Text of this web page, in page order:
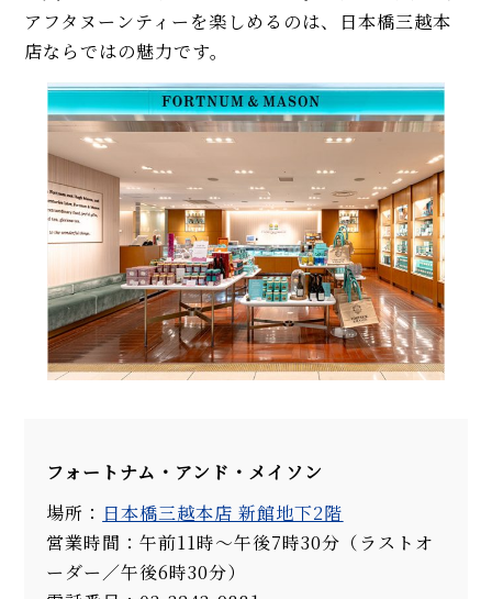
アフタヌーンティーを楽しめるのは、日本橋三越本
店ならではの魅力です。
フォートナム・アンド・メイソン
場所： 日本橋三越本店 新館地下2階
営業時間：午前11時～午後7時30分（ラストオ
ーダー／午後6時30分）